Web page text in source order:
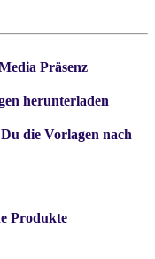
Präsenz
herunterladen
die Vorlagen nach
Produkte